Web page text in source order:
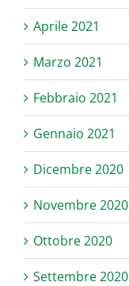
Aprile 2021
Marzo 2021
Febbraio 2021
Gennaio 2021
Dicembre 2020
Novembre 2020
Ottobre 2020
Settembre 2020